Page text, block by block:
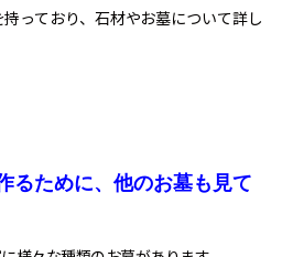
っており、石材やお墓について詳し
るために、他のお墓も見て